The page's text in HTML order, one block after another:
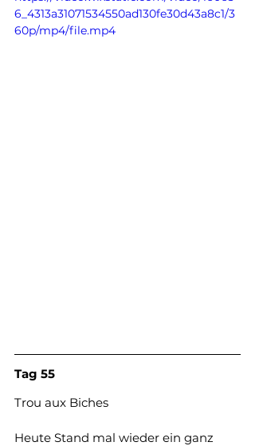
6_4313a31071534550ad130fe30d43a8c1/3
60p/mp4/file.mp4
Tag 55
Trou aux Biches
Heute Stand mal wieder ein ganz